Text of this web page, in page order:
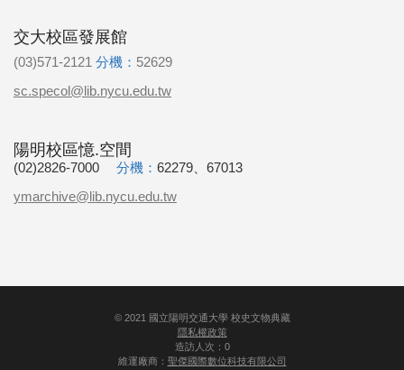
交大校區發展館
(03)571-2121 分機： 52629
sc.specol@lib.nycu.edu.tw
陽明校區憶.空間
(02)2826-7000 分機： 62279、67013
ymarchive@lib.nycu.edu.tw
© 2021 國立陽明交通大學 校史文物典藏
隱私權政策
造訪人次：0
維運廠商： 聖傑國際數位科技有限公司